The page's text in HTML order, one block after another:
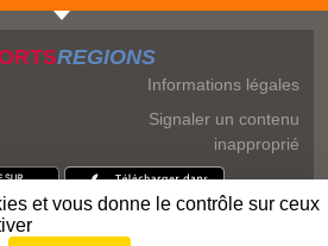
REGIONS
Informations légales
Signaler un contenu
inapproprié
et vous donne le contrôle sur ceux